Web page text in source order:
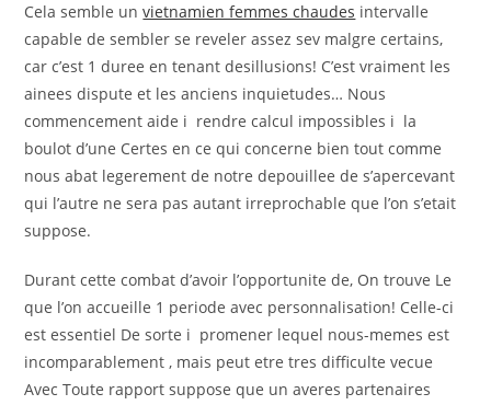
Cela semble unvietnamien femmes chaudes intervalle
capable de sembler se reveler assez sev malgre certains,
car c’est 1 duree en tenant desillusions! C’est vraiment les
ainees dispute et les anciens inquietudes… Nous
commencement aide i rendre calcul impossibles i la
boulot d’une Certes en ce qui concerne bien tout comme
nous abat legerement de notre depouillee de s’apercevant
qui l’autre ne sera pas autant irreprochable que l’on s’etait
suppose.
Durant cette combat d’avoir l’opportunite de, On trouve Le
que l’on accueille 1 periode avec personnalisation! Celle-ci
est essentiel De sorte i promener lequel nous-memes est
incomparablement , mais peut etre tres difficulte vecue
Avec Toute rapport suppose que un averes partenaires